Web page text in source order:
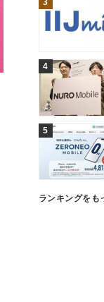
ランキングをも